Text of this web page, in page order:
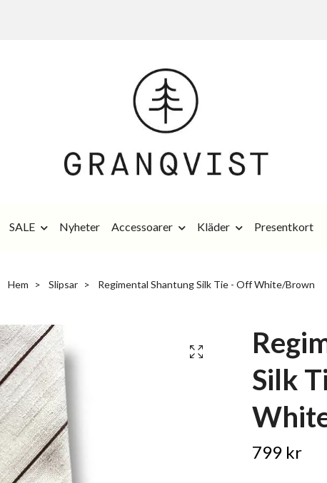
SALE Nyheter Accessoarer Kläder Presentkort
Hem Slipsar Regimental Shantung Silk Tie - Off White/Brown
Silk
799 kr